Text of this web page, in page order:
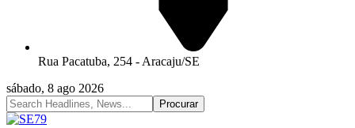
Rua Pacatuba, 254 - Aracaju/SE
sábado, 8 ago 2026